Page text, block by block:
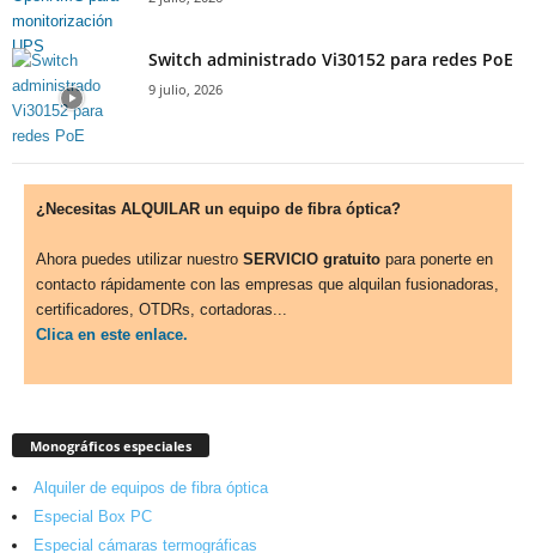
Switch administrado Vi30152 para redes PoE
9 julio, 2026
¿Necesitas ALQUILAR un equipo de fibra óptica?
Ahora puedes utilizar nuestro SERVICIO gratuito para ponerte en
contacto rápidamente con las empresas que alquilan fusionadoras,
certificadores, OTDRs, cortadoras...
Clica en este enlace.
Monográficos especiales
Alquiler de equipos de fibra óptica
Especial Box PC
Especial cámaras termográficas